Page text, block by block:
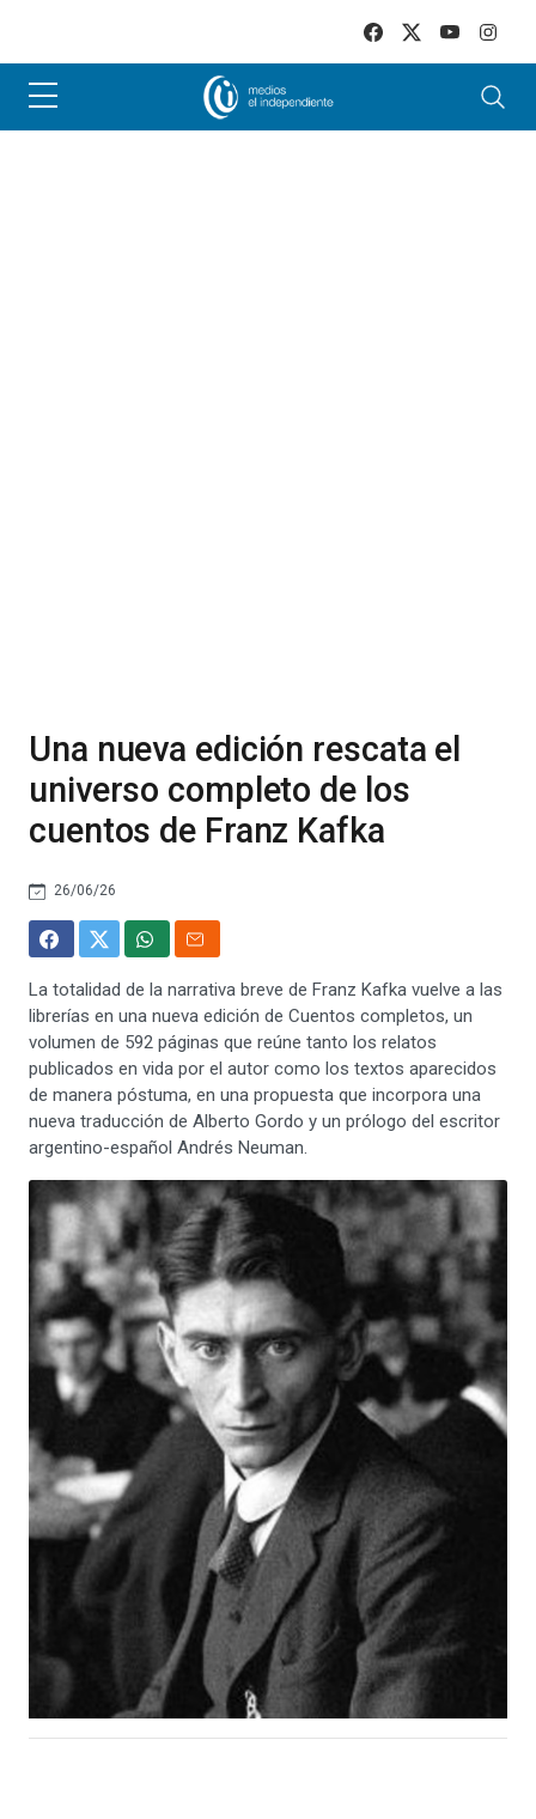
Una nueva edición rescata el
universo completo de los
cuentos de Franz Kafka
26/06/26
La totalidad de la narrativa breve de Franz Kafka vuelve a las
librerías en una nueva edición de Cuentos completos, un
volumen de 592 páginas que reúne tanto los relatos
publicados en vida por el autor como los textos aparecidos
de manera póstuma, en una propuesta que incorpora una
nueva traducción de Alberto Gordo y un prólogo del escritor
argentino-español Andrés Neuman.